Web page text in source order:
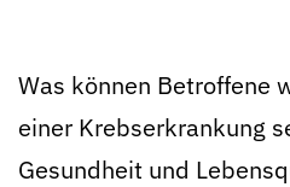
Was können Betroffene
einer Krebserkrankung
Gesundheit und